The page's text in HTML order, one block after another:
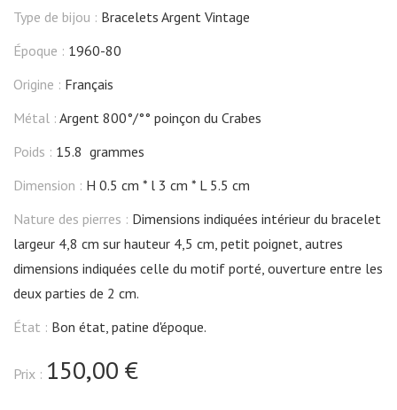
Type de bijou : Bracelets Argent Vintage
Époque : 1960-80
Origine : Français
Métal : Argent 800°/°° poinçon du Crabes
Poids : 15.8 grammes
Dimension : H 0.5 cm l 3 cm
L 5.5 cm
Nature des pierres : Dimensions indiquées intérieur du bracelet
largeur 4,8 cm sur hauteur 4,5 cm, petit poignet, autres
dimensions indiquées celle du motif porté, ouverture entre les
deux parties de 2 cm.
État : Bon état, patine d'époque.
Prix : 150,00 €